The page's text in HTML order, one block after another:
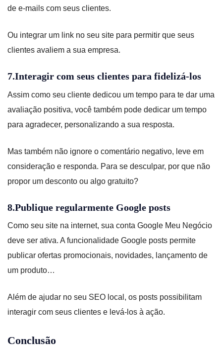
de e-mails com seus clientes.
Ou integrar um link no seu site para permitir que seus
clientes avaliem a sua empresa.
7.Interagir com seus clientes para fidelizá-los
Assim como seu cliente dedicou um tempo para te dar uma
avaliação positiva, você também pode dedicar um tempo
para agradecer, personalizando a sua resposta.
Mas também não ignore o comentário negativo, leve em
consideração e responda. Para se desculpar, por que não
propor um desconto ou algo gratuito?
8.Publique regularmente Google posts
Como seu site na internet, sua conta Google Meu Negócio
deve ser ativa. A funcionalidade Google posts permite
publicar ofertas promocionais, novidades, lançamento de
um produto…
Além de ajudar no seu SEO local, os posts possibilitam
interagir com seus clientes e levá-los à ação.
Conclusão